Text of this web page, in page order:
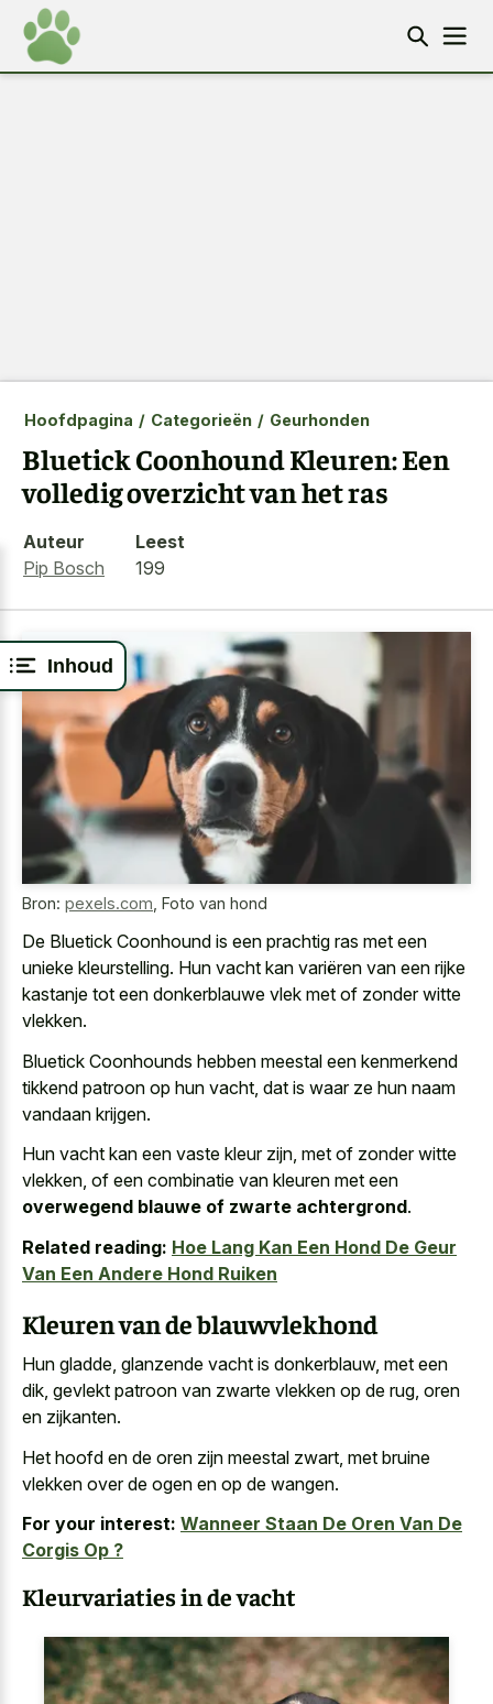
Inhoud
Hoofdpagina / Categorieën / Geurhonden
Bluetick Coonhound Kleuren: Een
volledig overzicht van het ras
Auteur
Pip Bosch
Leest
199
Bron: pexels.com Foto van hond
De Bluetick Coonhound is een prachtig ras met een
unieke kleurstelling. Hun vacht kan variëren van een rijke
kastanje tot een donkerblauwe vlek met of zonder witte
vlekken.
Bluetick Coonhounds hebben meestal een kenmerkend
tikkend patroon op hun vacht, dat is waar ze hun naam
vandaan krijgen.
Hun vacht kan een vaste kleur zijn, met of zonder witte
vlekken, of een combinatie van kleuren met een
overwegend blauwe of zwarte achtergrond.
Related reading: Hoe Lang Kan Een Hond De Geur
Van Een Andere Hond Ruiken
Kleuren van de blauwvlekhond
Hun gladde, glanzende vacht is donkerblauw, met een
dik, gevlekt patroon van zwarte vlekken op de rug, oren
en zijkanten.
Het hoofd en de oren zijn meestal zwart, met bruine
vlekken over de ogen en op de wangen.
For your interest: Wanneer Staan De Oren Van De
Corgis Op ?
Kleurvariaties in de vacht